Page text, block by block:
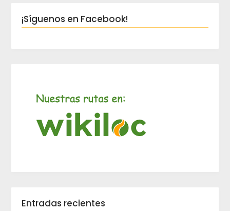
¡Síguenos en Facebook!
Entradas recientes